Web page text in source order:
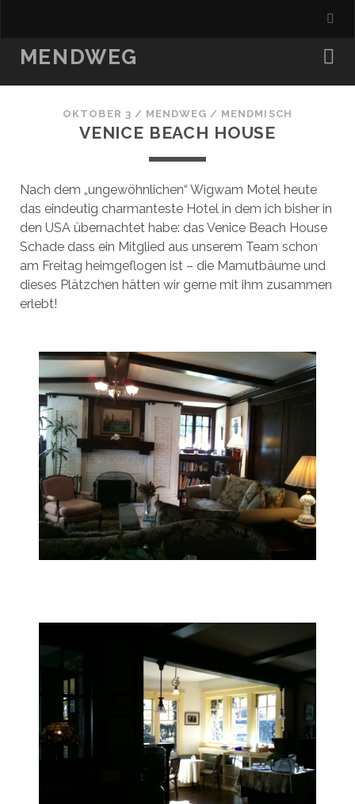
MENDWEG
OKTOBER 3 / MENDWEG / MENDMISCH
VENICE BEACH HOUSE
Nach dem „ungewöhnlichen“ Wigwam Motel heute
das eindeutig charmanteste Hotel in dem ich bisher in
den USA übernachtet habe: das Venice Beach House
Schade dass ein Mitglied aus unserem Team schon
am Freitag heimgeflogen ist – die Mamutbäume und
dieses Plätzchen hätten wir gerne mit ihm zusammen
erlebt!